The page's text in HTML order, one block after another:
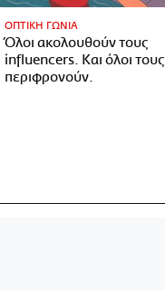
ΟΠΤΙΚΗ ΓΩΝΙΑ
Όλοι ακολουθούν τους
influencers. Και όλοι τους
περιφρονούν.